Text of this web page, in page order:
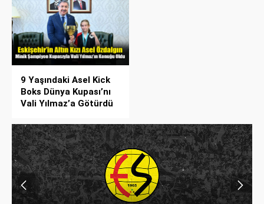
9 Yaşındaki Asel Kick
Boks Dünya Kupası’nı
Vali Yılmaz’a Götürdü